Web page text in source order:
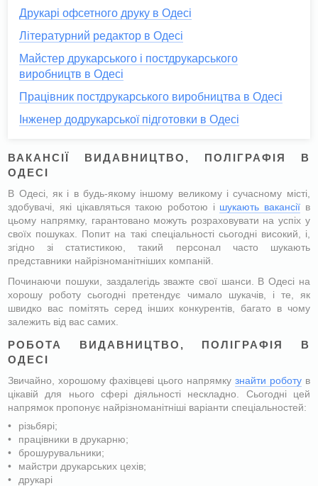
Друкарі офсетного друку в Одесі
Літературний редактор в Одесі
Майстер друкарського і постдрукарського
виробництв в Одесі
Працівник постдрукарського виробництва в Одесі
Інженер додрукарської підготовки в Одесі
ВАКАНСІЇ ВИДАВНИЦТВО, ПОЛІГРАФІЯ В
ОДЕСІ
В Одесі, як і в будь-якому іншому великому і сучасному місті,
здобувачі, які цікавляться такою роботою і шукають вакансії в
цьому напрямку, гарантовано можуть розраховувати на успіх у
своїх пошуках. Попит на такі спеціальності сьогодні високий, і,
згідно зі статистикою, такий персонал часто шукають
представники найрізноманітніших компаній.
Починаючи пошуки, заздалегідь зважте свої шанси. В Одесі на
хорошу роботу сьогодні претендує чимало шукачів, і те, як
швидко вас помітять серед інших конкурентів, багато в чому
залежить від вас самих.
РОБОТА ВИДАВНИЦТВО, ПОЛІГРАФІЯ В
ОДЕСІ
Звичайно, хорошому фахівцеві цього напрямку знайти роботув
цікавій для нього сфері діяльності нескладно. Сьогодні цей
напрямок пропонує найрізноманітніші варіанти спеціальностей:
різьбярі;
працівники в друкарню;
брошурувальники;
майстри друкарських цехів;
друкарі